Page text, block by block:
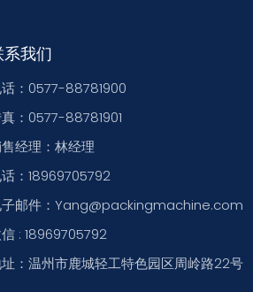
系我们
：0577-88781900
：0577-88781901
经理：林经理
：18969705792
子邮件：Yang@packingmachine.com
: 18969705792
：温州市鹿城轻工特色园区周岭路22号